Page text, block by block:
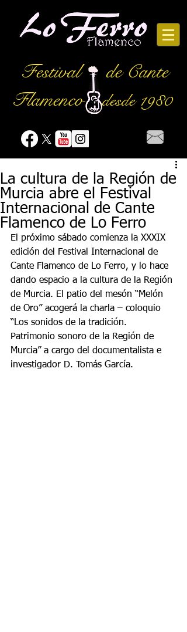
Festival
de Cante
Flamencodesde 1980
La cultura de la Región de
Murcia abre el Festival
Internacional de Cante
Flamenco de Lo Ferro
El próximo sábado comienza la XXXIX
edición del Festival Internacional de
Cante Flamenco de Lo Ferro, y lo hace
dando espacio a la cultura de la Región
de Murcia. El patio del mesón “Melón
de Oro” acogerá la charla – coloquio
“Los sonidos de la tradición.
Patrimonio sonoro de la Región de
Murcia” a cargo del documentalista e
investigador D. Tomás García.